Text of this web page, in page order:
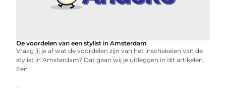
De voordelen van een stylist in Amsterdam
Vraag jij je af wat de voordelen zijn van het inschakelen van de
stylist in Amsterdam? Dat gaan wij je uitleggen in dit artikelen.
Een
...